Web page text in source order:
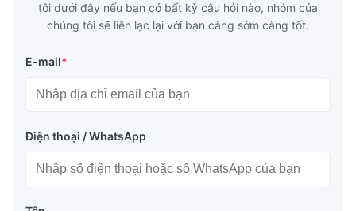
tôi dưới đây nếu bạn có bất kỳ câu hỏi nào, nhóm của
chúng tôi sẽ liên lạc lại với bạn càng sớm càng tốt.
E-mail*
Điện thoại / WhatsApp